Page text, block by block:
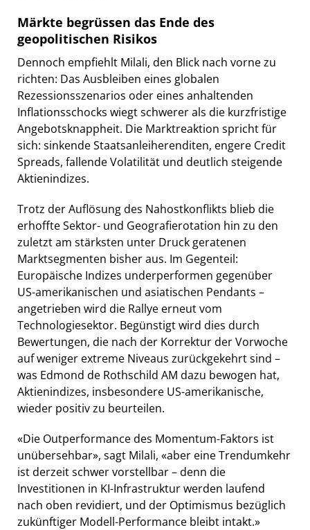
Märkte begrüssen das Ende des
geopolitischen Risikos
Dennoch empfiehlt Milali, den Blick nach vorne zu
richten: Das Ausbleiben eines globalen
Rezessionsszenarios oder eines anhaltenden
Inflationsschocks wiegt schwerer als die kurzfristige
Angebotsknappheit. Die Marktreaktion spricht für
sich: sinkende Staatsanleiherenditen, engere Credit
Spreads, fallende Volatilität und deutlich steigende
Aktienindizes.
Trotz der Auflösung des Nahostkonflikts blieb die
erhoffte Sektor- und Geografierotation hin zu den
zuletzt am stärksten unter Druck geratenen
Marktsegmenten bisher aus. Im Gegenteil:
Europäische Indizes underperformen gegenüber
US-amerikanischen und asiatischen Pendants –
angetrieben wird die Rallye erneut vom
Technologiesektor. Begünstigt wird dies durch
Bewertungen, die nach der Korrektur der Vorwoche
auf weniger extreme Niveaus zurückgekehrt sind –
was Edmond de Rothschild AM dazu bewogen hat,
Aktienindizes, insbesondere US-amerikanische,
wieder positiv zu beurteilen.
«Die Outperformance des Momentum-Faktors ist
unübersehbar», sagt Milali, «aber eine Trendumkehr
ist derzeit schwer vorstellbar – denn die
Investitionen in KI-Infrastruktur werden laufend
nach oben revidiert, und der Optimismus bezüglich
zukünftiger Modell-Performance bleibt intakt.»